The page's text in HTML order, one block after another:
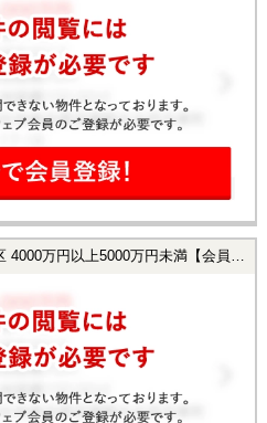
以上5000万円未満【会員様限定で公開中！】